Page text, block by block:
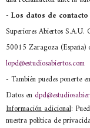
- Los datos de
Superiores Abiertos
50015 Zaragoza (España)
lopd@estudiosabiertos.com
- También puedes ponerte
Datos en
Información adicional:
nuestra política de